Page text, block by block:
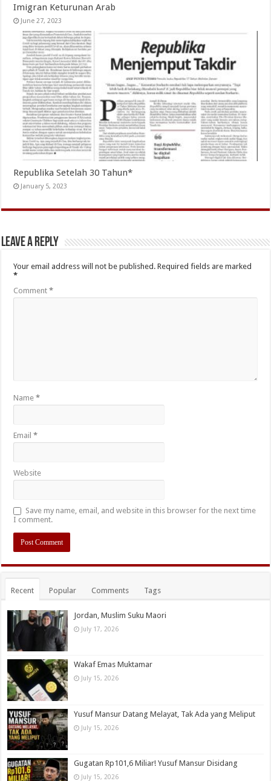
Imigran Keturunan Arab
June 27, 2023
Republika Setelah 30 Tahun*
January 5, 2023
Leave a Reply
Your email address will not be published. Required fields are marked
*
Comment*
Name*
Email*
Website
Save my name, email, and website in this browser for the next time
I comment.
Recent Popular Comments Tags
Jordan, Muslim Suku Maori
July 17, 2026
Wakaf Emas Muktamar
July 15, 2026
Yusuf Mansur Datang Melayat, Tak Ada yang Meliput
July 15, 2026
Gugatan Rp101,6 Miliar! Yusuf Mansur Disidang
July 15, 2026